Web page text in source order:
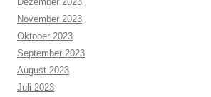
November 2023
Oktober 2023
September 2023
August 2023
Juli 2023